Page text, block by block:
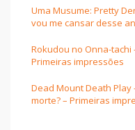
Uma Musume: Pretty
vou me cansar desse
Rokudou no Onna-tachi
Primeiras impressões
Dead Mount Death
morte? – Primeiras